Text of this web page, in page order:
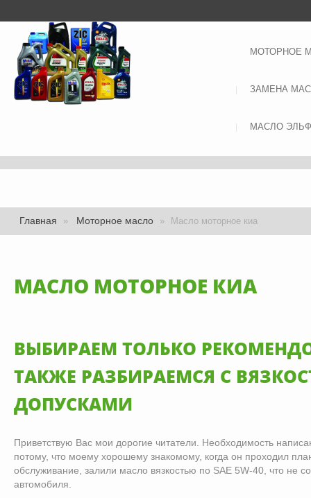
МОТОРНОЕ
ЗАМЕНА
МАСЛО ЭЛЬФ
Главная » Моторное масло » Масло моторное киа
МАСЛО МОТОРНОЕ КИА
ВЫБИРАЕМ ТОЛЬКО
ТАКЖЕ РАЗБИРАЕМСЯ С
ДОПУСКАМИ
Приветствую Вас мои дорогие читатели. Необходимость
потому, что моему хорошему знакомому, когда он проходил
обслуживание, залили масло вязкостью по SAE 5W-40, что не
автомобиля.